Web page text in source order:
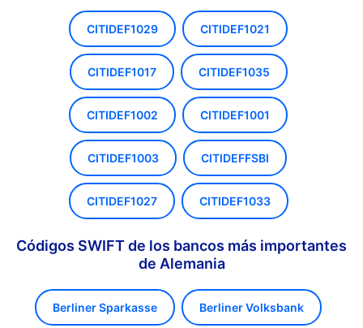
CITIDEF1029 CITIDEF1021
CITIDEF1017 CITIDEF1035
CITIDEF1002 CITIDEF1001
CITIDEF1003 CITIDEFFSBI
CITIDEF1027 CITIDEF1033
Códigos SWIFT de los bancos más importantes
de Alemania
Berliner Sparkasse Berliner Volksbank